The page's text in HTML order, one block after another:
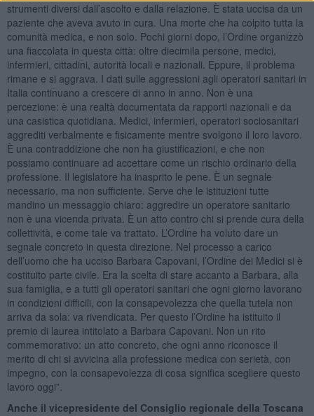
strumenti diversi dall’ascolto e dalla relazione. È stata uccisa da un
paziente che aveva avuto in cura. Una morte che ha colpito tutta la
comunità medica, e non solo. Pochi giorni dopo, l’Ordine organizzò
una fiaccolata in questa città: oltre diecimila persone, medici,
infermieri, cittadini, autorità locali e nazionali. Eppure, il problema
rimane e si aggrava. I dati sulle aggressioni agli operatori sanitari in
Italia continuano a crescere di anno in anno. Non è una
percezione: è una realtà documentata da rapporti nazionali e da
una casistica quotidiana. Medici, infermieri, operatori sociosanitari
aggrediti verbalmente e fisicamente mentre svolgono il loro lavoro.
È una contraddizione che non ha giustificazioni, e che non
possiamo continuare ad accettare come un rischio ordinario della
professione. Il legislatore ha inasprito le pene. È un segnale
necessario, ma non sufficiente. Serve che le istituzioni tutte
mandino un messaggio chiaro: aggredire un operatore sanitario
non è una vicenda privata. È un atto contro chi si prende cura della
collettività, e come tale va trattato. L’Ordine ha voluto dare un
segnale concreto in questa direzione. Nel processo a carico
dell’uomo che ha ucciso Barbara Capovani, l’Ordine dei Medici si è
costituito parte civile. Era la scelta di stare accanto a Barbara, alla
sua famiglia, e a tutti gli operatori sanitari che ogni giorno lavorano
in condizioni difficili, con la consapevolezza che quella tutela non
arriva da sola: va rivendicata. Per questo l’Ordine ha istituito il
premio di laurea intitolato a Barbara Capovani. Non un rito
commemorativo: un atto concreto, che ogni anno riconosce il
merito di chi si avvicina alla professione medica con serietà, con
impegno, con la consapevolezza di cosa significa scegliere questo
lavoro oggi”.
Anche il vicepresidente del Consiglio regionale della Toscana